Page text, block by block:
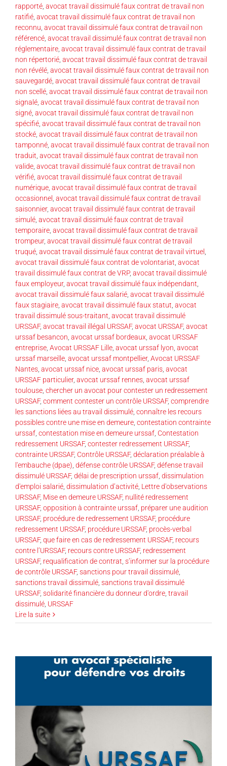
rapporté avocat travail dissimulé faux contrat de travail non
ratifié avocat travail dissimulé faux contrat de travail non
reconnu avocat travail dissimulé faux contrat de travail non
référencé avocat travail dissimulé faux contrat de travail non
réglementaire avocat travail dissimulé faux contrat de travail
non répertorié avocat travail dissimulé faux contrat de travail
non révélé avocat travail dissimulé faux contrat de travail non
sauvegardé avocat travail dissimulé faux contrat de travail
non scellé avocat travail dissimulé faux contrat de travail non
signalé avocat travail dissimulé faux contrat de travail non
signé avocat travail dissimulé faux contrat de travail non
spécifié avocat travail dissimulé faux contrat de travail non
stocké avocat travail dissimulé faux contrat de travail non
tamponné avocat travail dissimulé faux contrat de travail non
traduit avocat travail dissimulé faux contrat de travail non
valide avocat travail dissimulé faux contrat de travail non
vérifié avocat travail dissimulé faux contrat de travail
numérique avocat travail dissimulé faux contrat de travail
occasionnel avocat travail dissimulé faux contrat de travail
saisonnier, avocat travail dissimulé faux contrat de travail
simulé avocat travail dissimulé faux contrat de travail
temporaire avocat travail dissimulé faux contrat de travail
trompeur, avocat travail dissimulé faux contrat de travail
truqué avocat travail dissimulé faux contrat de travail virtuel
avocat travail dissimulé faux contrat de volontariat avocat
travail dissimulé faux contrat de VRP, avocat travail dissimulé
faux employeur, avocat travail dissimulé faux indépendant
avocat travail dissimulé faux salarié avocat travail dissimulé
faux stagiaire avocat travail dissimulé faux statut avocat
travail dissimulé sous-traitant avocat travail dissimulé
URSSAF, avocat travail illégal URSSAF, avocat URSSAF, avocat
urssaf besancon avocat urssaf bordeaux avocat URSSAF
entreprise Avocat URSSAF Lille avocat urssaf lyon avocat
urssaf marseille avocat urssaf montpellier, Avocat URSSAF
Nantes avocat urssaf nice avocat urssaf paris avocat
URSSAF particulier, avocat urssaf rennes avocat urssaf
toulouse chercher un avocat pour contester un redressement
URSSAF, comment contester un contrôle URSSAF, comprendre
les sanctions liées au travail dissimulé connaître les recours
possibles contre une mise en demeure contestation contrainte
urssaf contestation mise en demeure urssaf Contestation
redressement URSSAF, contester redressement URSSAF,
contrainte URSSAF, Contrôle URSSAF, déclaration préalable à
l'embauche (dpae) défense contrôle URSSAF, défense travail
dissimulé URSSAF, délai de prescription urssaf dissimulation
d'emploi salarié dissimulation d’activité Lettre d'observations
URSSAF, Mise en demeure URSSAF, nullité redressement
URSSAF, opposition à contrainte urssaf préparer une audition
URSSAF, procédure de redressement URSSAF, procédure
redressement URSSAF, procédure URSSAF, procès-verbal
URSSAF, que faire en cas de redressement URSSAF, recours
contre l’URSSAF, recours contre URSSAF, redressement
URSSAF, requalification de contrat s’informer sur la procédure
de contrôle URSSAF, sanctions pour travail dissimulé
sanctions travail dissimulé sanctions travail dissimulé
URSSAF, solidarité financière du donneur d'ordre travail
dissimulé URSSAF
Lire la suite